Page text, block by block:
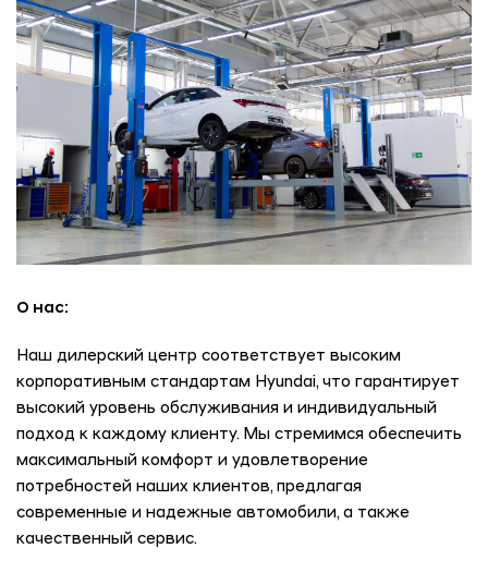
О нас:
Наш дилерский центр соответствует высоким
корпоративным стандартам Hyundai, что гарантирует
высокий уровень обслуживания и индивидуальный
подход к каждому клиенту. Мы стремимся обеспечить
максимальный комфорт и удовлетворение
потребностей наших клиентов, предлагая
современные и надежные автомобили, а также
качественный сервис.